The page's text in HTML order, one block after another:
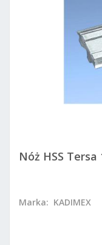
Nóż HSS Tersa
Marka: KADIMEX